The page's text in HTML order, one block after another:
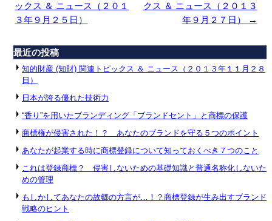
ックス ＆ ニュース（２０１
３年９月２５日）
クス ＆ ニュース（２０１３
年９月２７日）
→
最近の投稿
知的財産 (知財) 関連トピックス ＆ ニュース（２０１３年１１月２８
日）
日本が誇る優れた技術力
“香り”を用いたブランディング「ブランドセント」と商標の保護
商標権が侵害された！？ あなたのブランドを守る５つのポイント
あなたが起業する時に商標登録について知っておくべき７つのこと
これは登録商標？ 侵害しないための基礎知識と普通名称化しないた
めの管理
もしかしてあなたの故郷の方言が…！？商標登録が生み出すブランド
戦略のヒント